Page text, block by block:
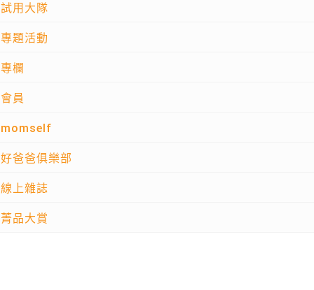
試用大隊
專題活動
專欄
會員
momself
好爸爸俱樂部
線上雜誌
菁品大賞